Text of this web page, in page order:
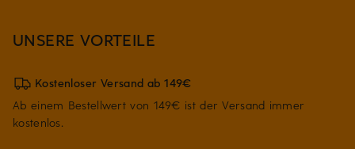
UNSERE VORTEILE
Kostenloser Versand ab 149€
Ab einem Bestellwert von 149€ ist der Versand immer
kostenlos.